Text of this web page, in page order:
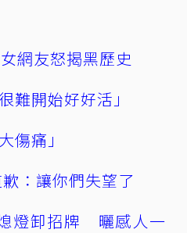
網友怒揭黑歷史
難開始好好活」
傷痛」
：讓你們失望了
燈卸招牌 曬感人一